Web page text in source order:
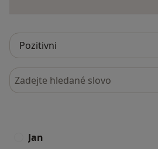
Hledejte v názorech
Jan